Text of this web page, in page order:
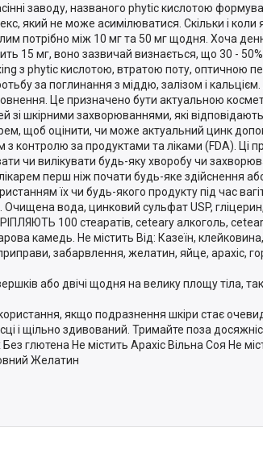
заводу, названого phytic кислотою
який не може асимілюватися. Скільки і
потрібно між 10 мг та 50 мг щодня. Хоча
15 мг, воно зазвичай визнається, що 30 -
з phytic кислотою, втратою поту, оптичною
за поглинання з міддю, залізом і
Це призначено бути актуальною
зі шкірними захворюваннями, які
щоб оцінити, чи може актуальний цинк
з контролю за продуктами та ліками (FDA). Ці
чи вилікувати будь-яку хворобу чи
перш ніж почати будь-яке здійснення
їх чи будь-якого продукту під час
вода, цинковий сульфат USP,
100 стеаратів, ceteary алкоголь,
камедь. Не містить Від: Казеїн,
забарвлення, желатин, яйце, арахіс,
або двічі щодня на велику площу тіла,
якщо подразнення шкіри стає
і щільно здивований. Тримайте поза
Без глютена Не містить Арахіс Вільна Соя Не
Желатин